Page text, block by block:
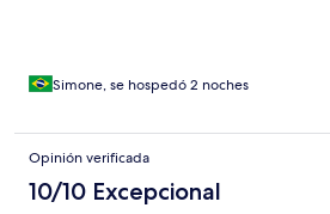
Simone, se hospedó 2 noches
Opinión verificada
10/10 Excepcional